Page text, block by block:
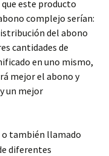
este producto
complejo serían:
del abono
cantidades de
en uno mismo,
mejor el abono y
un mejor
o también llamado
diferentes